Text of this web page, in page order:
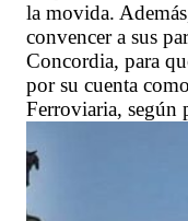
la movida.
convencer a sus
Concordia, para
por su cuenta
Ferroviaria,